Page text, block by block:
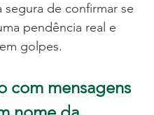
segura de confirmar se
pendência real e
golpes.
com mensagens